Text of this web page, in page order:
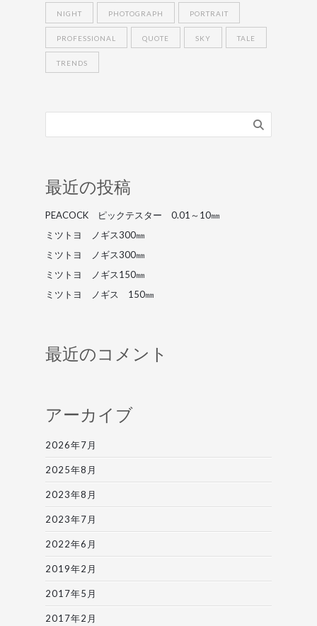
NIGHT PHOTOGRAPH PORTRAIT
PROFESSIONAL QUOTE SKY TALE
TRENDS
最近の投稿
PEACOCK ピックテスター 0.01～10㎜
ミツトヨ ノギス300㎜
ミツトヨ ノギス300㎜
ミツトヨ ノギス150㎜
ミツトヨ ノギス 150㎜
最近のコメント
アーカイブ
2026年7月
2025年8月
2023年8月
2023年7月
2022年6月
2019年2月
2017年5月
2017年2月